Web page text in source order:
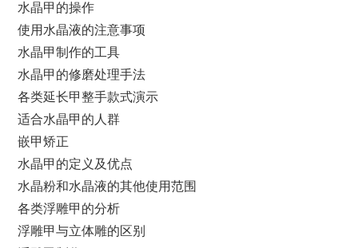
水晶甲的操作
使用水晶液的注意事项
水晶甲制作的工具
水晶甲的修磨处理手法
各类延长甲整手款式演示
适合水晶甲的人群
嵌甲矫正
水晶甲的定义及优点
水晶粉和水晶液的其他使用范围
各类浮雕甲的分析
浮雕甲与立体雕的区别